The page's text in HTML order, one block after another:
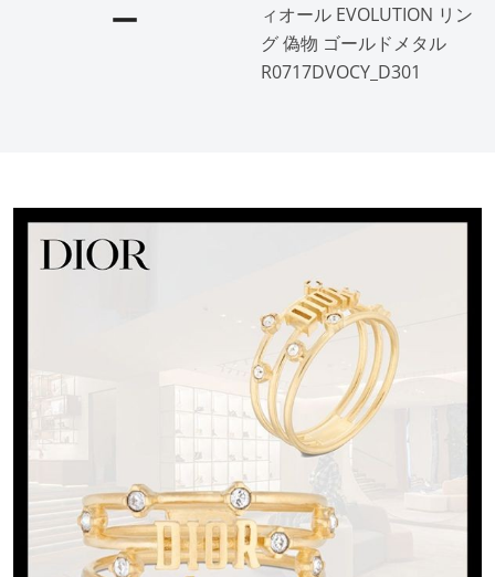
ー
ィオール EVOLUTION リン
グ 偽物 ゴールドメタル
R0717DVOCY_D301